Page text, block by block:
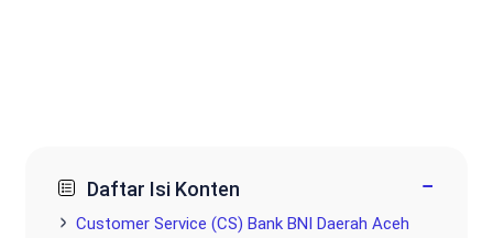
Daftar Isi Konten −
Customer Service (CS) Bank BNI Daerah Aceh